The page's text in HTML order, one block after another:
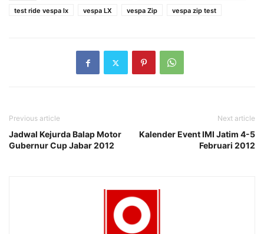
test ride vespa lx
vespa LX vespa Zip vespa zip test
Previous article
Jadwal Kejurda Balap Motor
Gubernur Cup Jabar 2012
Next article
Kalender Event IMI Jatim 4-5
Februari 2012